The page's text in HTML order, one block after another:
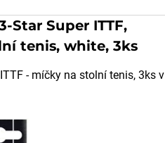
Star Super ITTF,
tenis, white, 3ks
- míčky na stolní tenis, 3ks v